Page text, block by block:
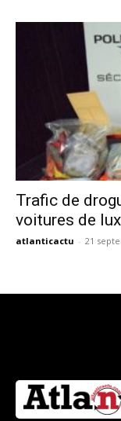
Trafic de
voitures de
atlanticactu - 21